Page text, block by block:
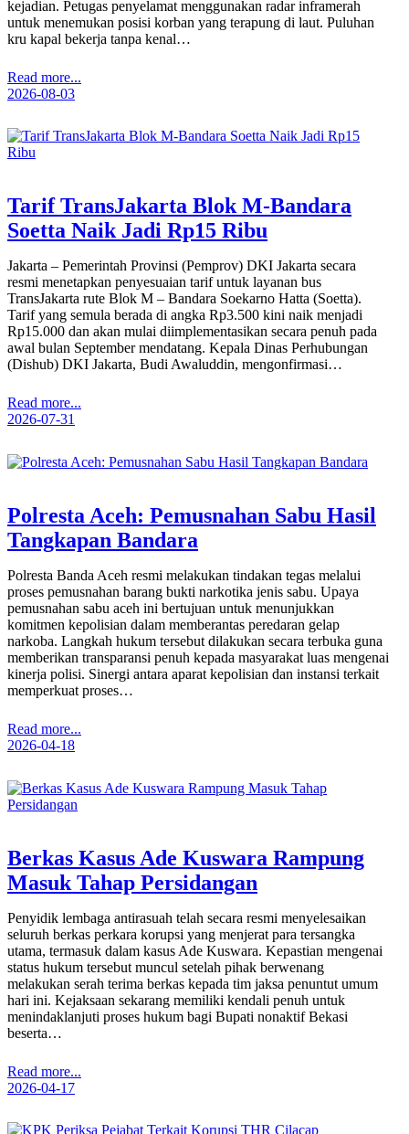
kejadian. Petugas penyelamat menggunakan radar inframerah
untuk menemukan posisi korban yang terapung di laut. Puluhan
kru kapal bekerja tanpa kenal…
Read more...
2026-08-03
Tarif TransJakarta Blok M-Bandara
Soetta Naik Jadi Rp15 Ribu
Jakarta – Pemerintah Provinsi (Pemprov) DKI Jakarta secara
resmi menetapkan penyesuaian tarif untuk layanan bus
TransJakarta rute Blok M – Bandara Soekarno Hatta (Soetta).
Tarif yang semula berada di angka Rp3.500 kini naik menjadi
Rp15.000 dan akan mulai diimplementasikan secara penuh pada
awal bulan September mendatang. Kepala Dinas Perhubungan
(Dishub) DKI Jakarta, Budi Awaluddin, mengonfirmasi…
Read more...
2026-07-31
Polresta Aceh: Pemusnahan Sabu Hasil
Tangkapan Bandara
Polresta Banda Aceh resmi melakukan tindakan tegas melalui
proses pemusnahan barang bukti narkotika jenis sabu. Upaya
pemusnahan sabu aceh ini bertujuan untuk menunjukkan
komitmen kepolisian dalam memberantas peredaran gelap
narkoba. Langkah hukum tersebut dilakukan secara terbuka guna
memberikan transparansi penuh kepada masyarakat luas mengenai
kinerja polisi. Sinergi antara aparat kepolisian dan instansi terkait
memperkuat proses…
Read more...
2026-04-18
Berkas Kasus Ade Kuswara Rampung
Masuk Tahap Persidangan
Penyidik lembaga antirasuah telah secara resmi menyelesaikan
seluruh berkas perkara korupsi yang menjerat para tersangka
utama, termasuk dalam kasus Ade Kuswara. Kepastian mengenai
status hukum tersebut muncul setelah pihak berwenang
melakukan serah terima berkas kepada tim jaksa penuntut umum
hari ini. Kejaksaan sekarang memiliki kendali penuh untuk
menindaklanjuti proses hukum bagi Bupati nonaktif Bekasi
beserta…
Read more...
2026-04-17